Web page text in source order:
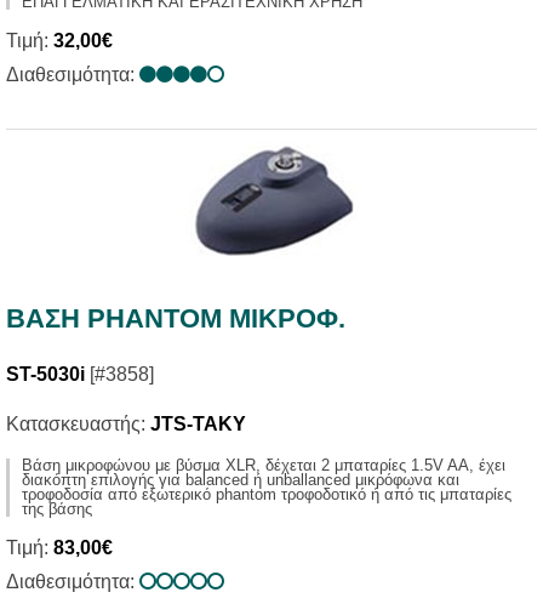
Τιμή: 32,00€
Διαθεσιμότητα:
ΒΑΣΗ PHANTOM ΜΙΚΡΟΦ.
ST-5030i [#3858]
Κατασκευαστής: JTS-TAKY
Βάση μικροφώνου με βύσμα XLR, δέχεται 2 μπαταρίες 1.5V AA, έχει
διακόπτη επιλογής για balanced ή unballanced μικρόφωνα και
τροφοδοσία από εξωτερικό phantom τροφοδοτικό ή από τις μπαταρίες
της βάσης
Τιμή: 83,00€
Διαθεσιμότητα: